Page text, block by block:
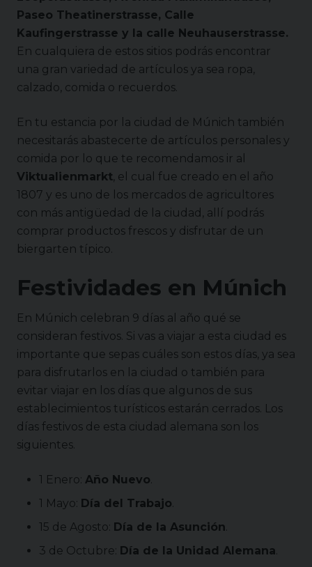
Paseo Theatinerstrasse, Calle
Kaufingerstrasse y la calle Neuhauserstrasse.
En cualquiera de estos sitios podrás encontrar
una gran variedad de artículos ya sea ropa,
calzado, comida o recuerdos.
En tu estancia por la ciudad de Múnich también
necesitarás abastecerte de artículos personales y
comida por lo que te recomendamos ir al
Viktualienmarkt, el cual fue creado en el año
1807 y es uno de los mercados de agricultores
con más antigüedad de la ciudad, allí podrás
comprar productos frescos y disfrutar de un
biergarten típico.
Festividades en Múnich
En Múnich celebran 9 días al año qué se
consideran festivos. Si vas a viajar a esta ciudad es
importante que sepas cuáles son estos días, ya sea
para disfrutarlos en la ciudad o también para
evitar viajar en los días que algunos de sus
establecimientos turísticos estarán cerrados. Los
días festivos de esta ciudad alemana son los
siguientes.
1 Enero: Año Nuevo.
1 Mayo: Día del Trabajo.
15 de Agosto: Día de la Asunción.
3 de Octubre: Día de la Unidad Alemana.